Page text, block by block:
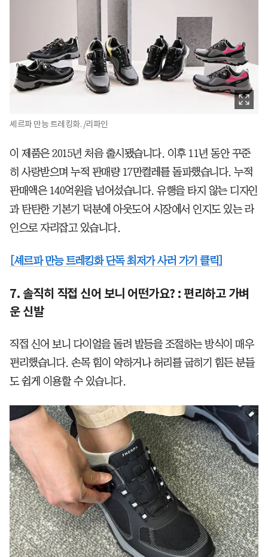
셰르파 만능 트레킹화. /리파인
이 제품은 2015년 처음 출시됐습니다. 이후 11년 동안 꾸준
히 사랑받으며 누적 판매량 17만켤레를 돌파했습니다. 누적
판매액은 140억원을 넘어섰습니다. 유행을 타지 않는 디자인
과 탄탄한 기본기 덕분에 아웃도어 시장에서 인지도 있는 라
인으로 자리잡고 있습니다.
[셰르파 만능 트레킹화 단독 최저가 사러 가기 클릭]
7. 솔직히 직접 신어 보니 어떤가요? : 편리하고 가벼
운 신발
직접 신어 보니 다이얼을 돌려 발등을 조절하는 방식이 매우
편리했습니다. 손목 힘이 약하거나 허리를 굽히기 힘든 분들
도 쉽게 이용할 수 있습니다.